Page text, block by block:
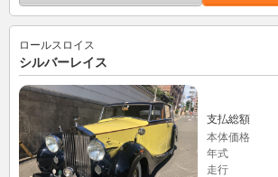
ロールスロイス
シルバーレイス
支払総額
本体価格
年式
走行